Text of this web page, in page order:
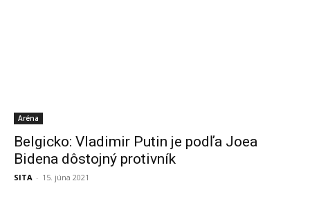
Aréna
Belgicko: Vladimir Putin je podľa Joea
Bidena dôstojný protivník
SITA - 15. júna 2021